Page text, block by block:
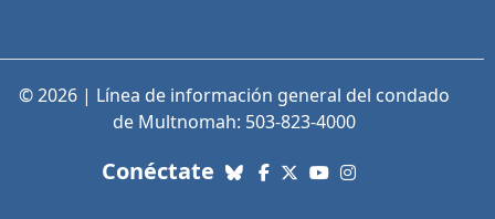
© 2026 | Línea de información general del condado
de Multnomah: 503-823-4000
Conéctate con nosotros. Enlaces a
Bluesky
Facebook
X (Twitter)
YouTube
Instagram